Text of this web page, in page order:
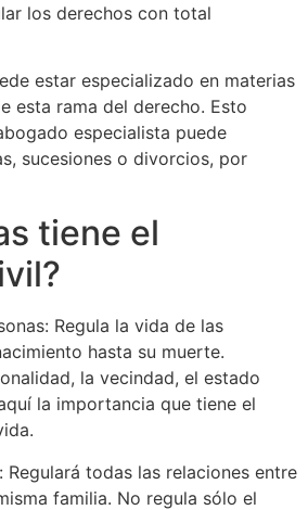
los derechos con total
estar especializado en materias
esta rama del derecho. Esto
especialista puede
sucesiones o divorcios, por
tiene el
Regula la vida de las
hasta su muerte.
la vecindad, el estado
la importancia que tiene el
Regulará todas las relaciones entre
familia. No regula sólo el